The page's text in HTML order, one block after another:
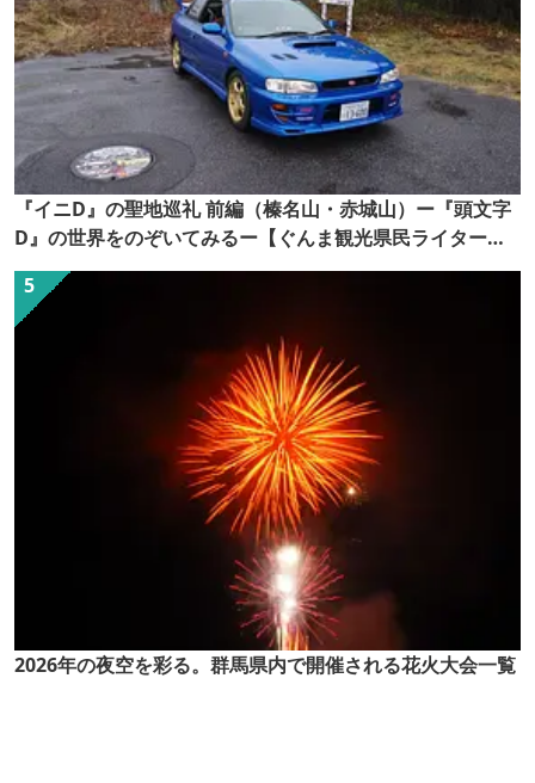
『イニD』の聖地巡礼 前編（榛名山・赤城山）ー『頭文字
D』の世界をのぞいてみるー【ぐんま観光県民ライター
（ぐん記者）】
2026年の夜空を彩る。群馬県内で開催される花火大会一覧